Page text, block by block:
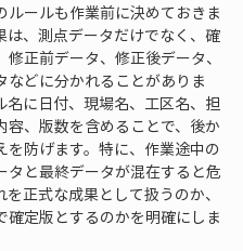
ルールも作業前に決めておきま
は、測点データだけでなく、確
修正前データ、修正後データ、
などに分かれることがありま
名に日付、現場名、工区名、担
容、版数を含めることで、後か
を防げます。特に、作業途中の
タと最終データが混在すると危
を正式な成果として扱うのか、
確定版とするのかを明確にしま